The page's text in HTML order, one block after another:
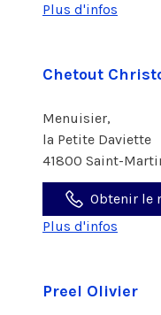
Plus d'infos
Chetout
Menuisier,
la Petite Daviette
41800 Saint-
Obtenir le
Plus d'infos
Preel Olivier